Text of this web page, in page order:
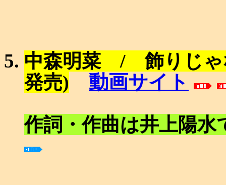
中森明菜 / 飾りじ
発売)
動画サイト
作詞・作曲は井上陽水